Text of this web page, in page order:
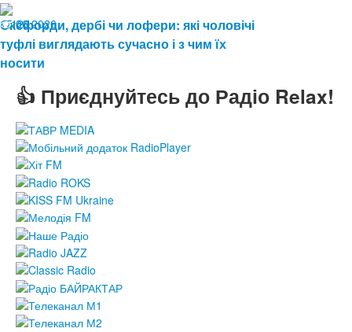
15.06.2026
120
Оксфорди, дербі чи лофери: які чоловічі
туфлі виглядають сучасно і з чим їх
носити
👍 Приєднуйтесь до Радіо Relax!